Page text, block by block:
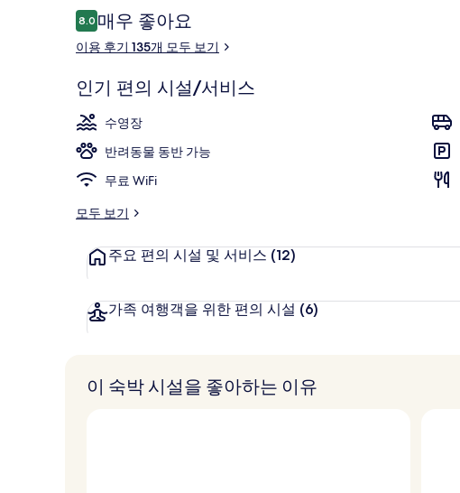
이
용
후
8.010점 만점 중 8.0점.
매우 좋아요
이용 후기 135개 모두 보기
인기 편의 시설/서비스
수영장
반려동물 동반 가능
무료 WiFi
모두 보기
주요 편의 시설 및 서비스 (12)
가족 여행객을 위한 편의 시설 (6)
이 숙박 시설을 좋아하는 이유